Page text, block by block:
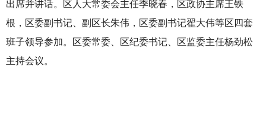
出席并讲话。区人大常委会主任季晓春，区政协主席王铁
根，区委副书记、副区长朱伟，区委副书记翟大伟等区四套
班子领导参加。区委常委、区纪委书记、区监委主任杨劲松
主持会议。